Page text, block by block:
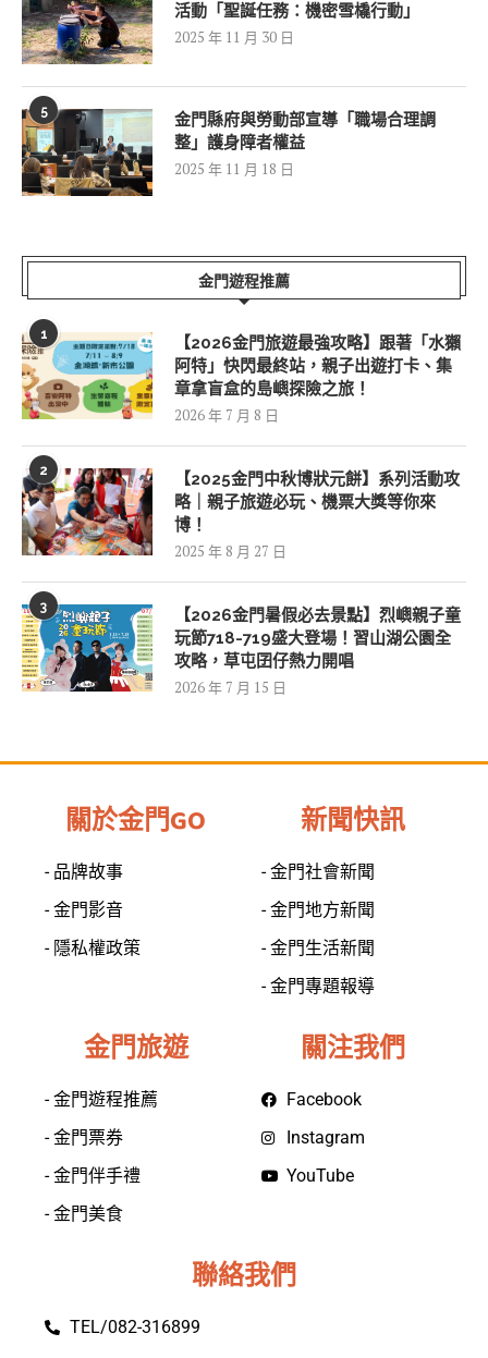
活動「聖誕任務：機密雪橇行動」
2025 年 11 月 30 日
5
金門縣府與勞動部宣導「職場合理調
整」護身障者權益
2025 年 11 月 18 日
金門遊程推薦
1
【2026金門旅遊最強攻略】跟著「水獺
阿特」快閃最終站，親子出遊打卡、集
章拿盲盒的島嶼探險之旅！
2026 年 7 月 8 日
2
【2025金門中秋博狀元餅】系列活動攻
略｜親子旅遊必玩、機票大獎等你來
博！
2025 年 8 月 27 日
3
【2026金門暑假必去景點】烈嶼親子童
玩節718-719盛大登場！習山湖公園全
攻略，草屯囝仔熱力開唱
2026 年 7 月 15 日
關於金門GO
- 品牌故事
- 金門影音
- 隱私權政策
新聞快訊
- 金門社會新聞
- 金門地方新聞
- 金門生活新聞
- 金門專題報導
金門旅遊
- 金門遊程推薦
- 金門票券
- 金門伴手禮
- 金門美食
關注我們
Facebook
Instagram
YouTube
聯絡我們
TEL/082-316899